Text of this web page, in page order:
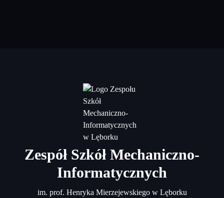
Zespół Szkół Mechaniczno-
Informatycznych
im. prof. Henryka Mierzejewskiego w Lęborku